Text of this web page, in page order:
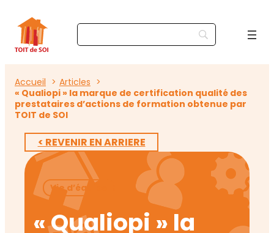
Accueil
Articles
« Qualiopi » la marque de certification qualité des
prestataires d’actions de formation obtenue par
TOIT de SOI
< REVENIR EN ARRIERE
Vie d’équipe
« Qualiopi » la